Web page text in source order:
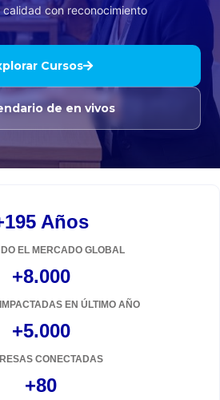
con reconocimiento
Cursos
de en vivos
Años
EL MERCADO GLOBAL
+8.000
EN ÚLTIMO AÑO
+5.000
CONECTADAS
+80